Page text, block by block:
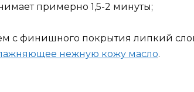
примерно 1,5-2 минуты;
с финишного покрытия липкий
нежную кожу масло.